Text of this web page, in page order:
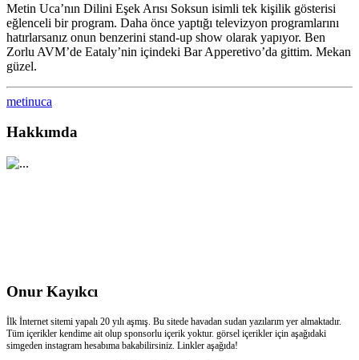
Metin Uca’nın Dilini Eşek Arısı Soksun isimli tek kişilik gösterisi
eğlenceli bir program. Daha önce yaptığı televizyon programlarını
hatırlarsanız onun benzerini stand-up show olarak yapıyor. Ben
Zorlu AVM’de Eataly’nin içindeki Bar Apperetivo’da gittim. Mekan
güzel.
metinuca
Hakkımda
Onur Kayıkcı
İlk İnternet sitemi yapalı 20 yılı aşmış. Bu sitede havadan sudan yazılarım yer almaktadır.
Tüm içerikler kendime ait olup sponsorlu içerik yoktur. görsel içerikler için aşağıdaki
simgeden instagram hesabıma bakabilirsiniz. Linkler aşağıda!